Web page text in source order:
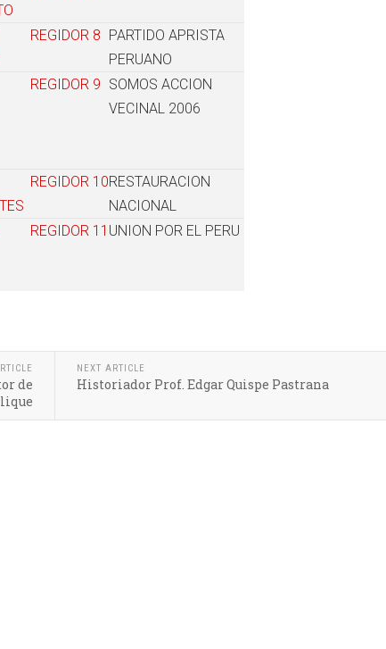
REGIDOR 8 PARTIDO APRISTA
PERUANO
REGIDOR 9 SOMOS ACCION
VECINAL 2006
REGIDOR 10RESTAURACION
NACIONAL
REGIDOR 11 UNION POR EL PERU
de
NEXT ARTICLE
Historiador Prof. Edgar Quispe Pastrana